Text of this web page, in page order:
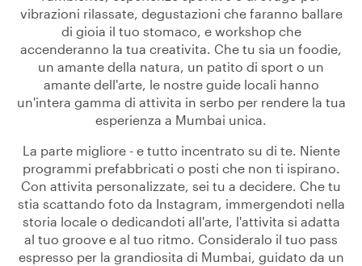
vibrazioni rilassate, degustazioni che faranno ballare
di gioia il tuo stomaco, e workshop che
accenderanno la tua creativita. Che tu sia un foodie,
un amante della natura, un patito di sport o un
amante dell'arte, le nostre guide locali hanno
un'intera gamma di attivita in serbo per rendere la tua
esperienza a Mumbai unica.
La parte migliore - e tutto incentrato su di te. Niente
programmi prefabbricati o posti che non ti ispirano.
Con attivita personalizzate, sei tu a decidere. Che tu
stia scattando foto da Instagram, immergendoti nella
storia locale o dedicandoti all'arte, l'attivita si adatta
al tuo groove e al tuo ritmo. Consideralo il tuo pass
espresso per la grandiosita di Mumbai, guidato da un